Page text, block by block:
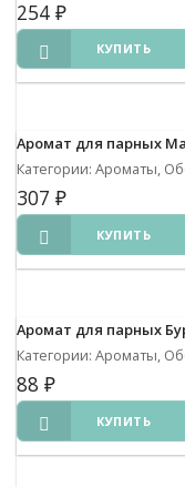
254 ₽
КУПИТЬ
Аромат для парных
Категории: Ароматы,
307 ₽
КУПИТЬ
Аромат для парных
Категории: Ароматы,
88 ₽
КУПИТЬ